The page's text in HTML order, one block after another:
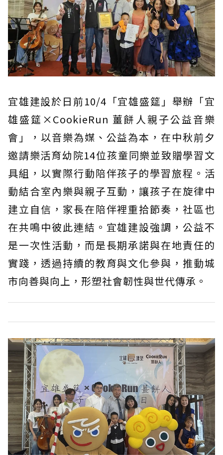
宜雄建設於日前10/4「宜雄盛筵」舉辦「宜
雄盛筵×CookieRun 薑餅人親子公益音樂
會」，以音樂為媒、公益為本，在中秋前夕
邀請樂活育幼院14位孩童同樂並致贈學習文
具組，以實際行動陪伴孩子的學習旅程。活
動結合室內樂與親子互動，讓孩子在旋律中
建立自信，家長在陪伴裡重拾節奏，社區也
在共鳴中彼此連結。宜雄建設強調，公益不
是一次性活動，而是長期承諾與在地責任的
實踐，透過持續的教育與文化參與，推動城
市向善與向上，形塑社會韌性與世代傳承。